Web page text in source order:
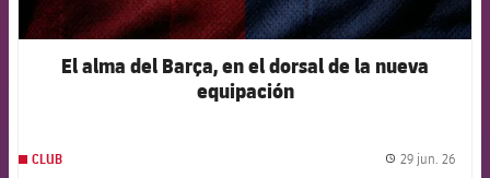
El alma del Barça, en el dorsal de la nueva
equipación
CLUB 29 jun. 26